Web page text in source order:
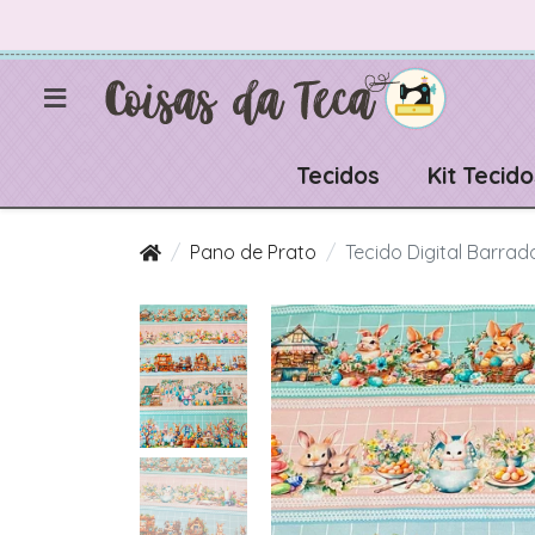
Tecidos Kit
Pano de Prato Tecido Digital